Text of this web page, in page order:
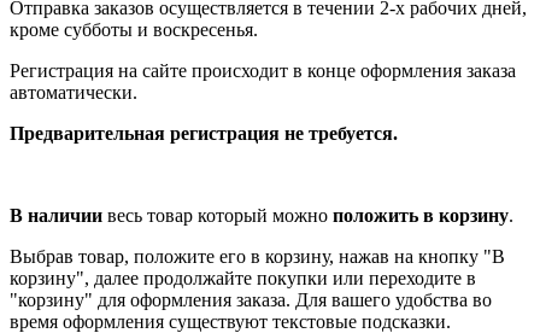
Отправка заказов осуществляется в течении 2-х рабочих дней,
кроме субботы и воскресенья.
Регистрация на сайте происходит в конце оформления заказа
автоматически.
Предварительная регистрация не требуется.
В наличии весь товар который можно положить в корзину.
Выбрав товар, положите его в корзину, нажав на кнопку "В
корзину", далее продолжайте покупки или переходите в
"корзину" для оформления заказа. Для вашего удобства во
время оформления существуют текстовые подсказки.